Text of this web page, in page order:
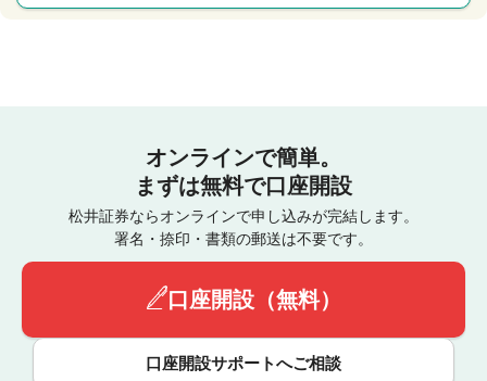
オンラインで簡単。
まずは無料で口座開設
松井証券ならオンラインで申し込みが完結します。
署名・捺印・書類の郵送は不要です。
口座開設（無料）
口座開設サポートへご相談